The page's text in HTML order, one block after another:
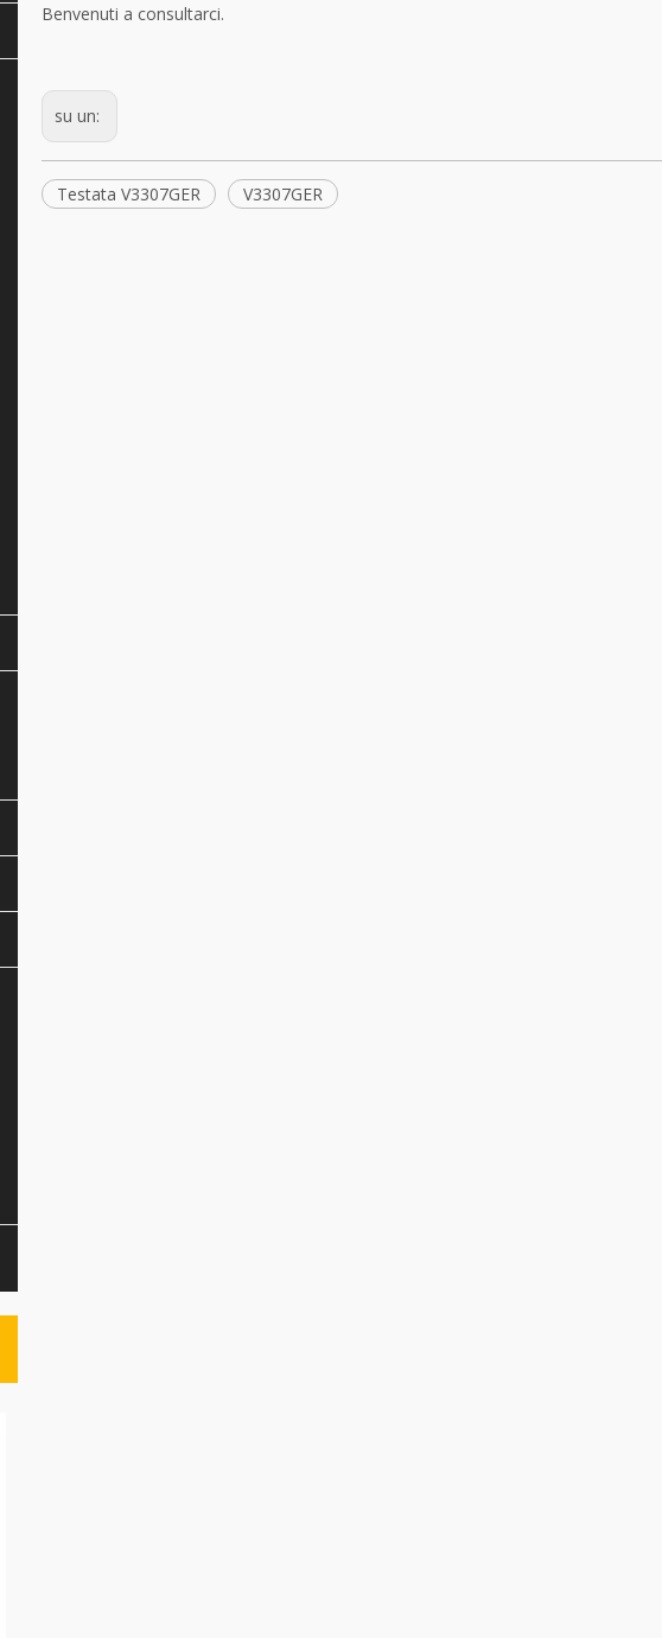
Benvenuti a consultarci.
su un:
Testata V3307GER V3307GER